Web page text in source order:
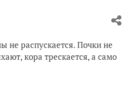
не распускается. Почки не
кора трескается, а само